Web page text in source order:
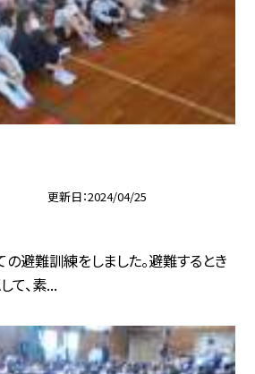
更新日 2024/04/25
避難訓練をしました。避難するとき
て、素...